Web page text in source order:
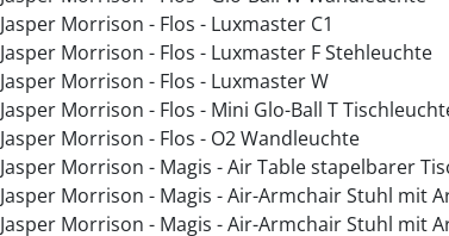
Jasper Morrison - Flos - Luxmaster C1
Jasper Morrison - Flos - Luxmaster F Stehleuchte
Jasper Morrison - Flos - Luxmaster W
Jasper Morrison - Flos - Mini Glo-Ball T
Jasper Morrison - Flos - O2 Wandleuchte
Jasper Morrison - Magis - Air Table stapelbarer
Jasper Morrison - Magis - Air-Armchair Stuhl mit
Jasper Morrison - Magis - Air-Armchair Stuhl mit